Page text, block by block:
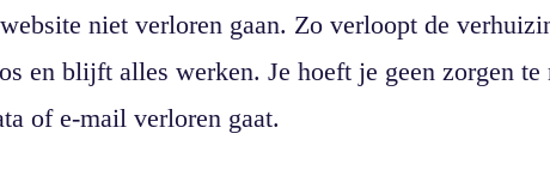
niet verloren gaan. Zo verloopt de
en blijft alles werken. Je hoeft je geen zorgen te
of e-mail verloren gaat.